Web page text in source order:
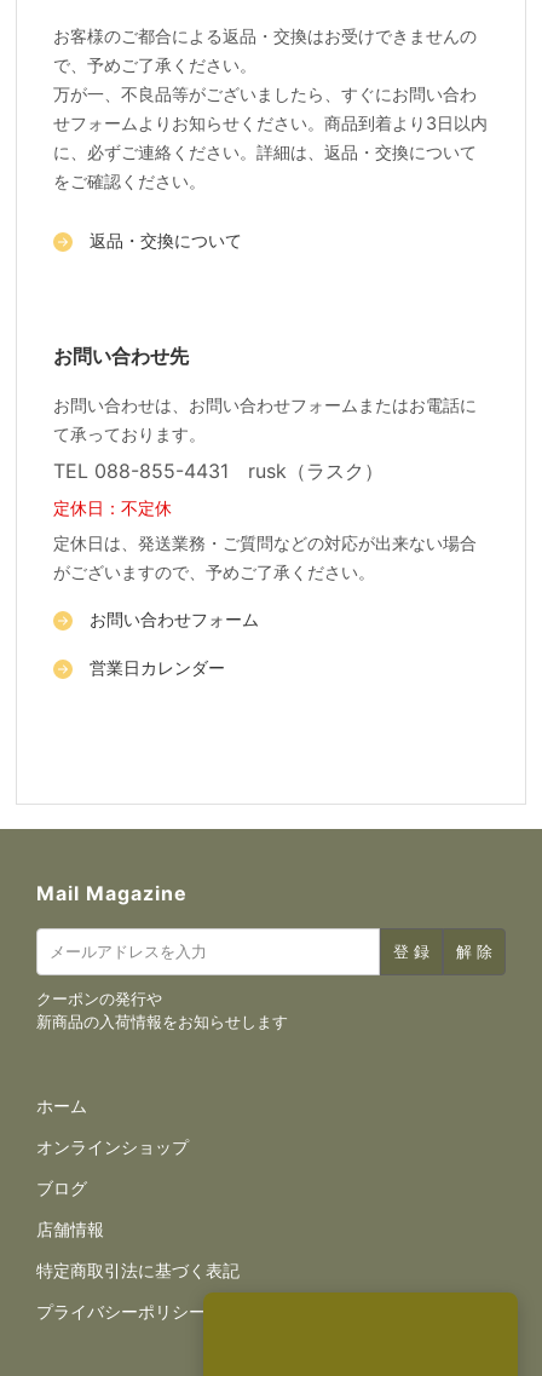
お客様のご都合による返品・交換はお受けできませんの
で、予めご了承ください。
万が一、不良品等がございましたら、すぐにお問い合わ
せフォームよりお知らせください。商品到着より3日以内
に、必ずご連絡ください。詳細は、返品・交換について
をご確認ください。
返品・交換について
お問い合わせ先
お問い合わせは、お問い合わせフォームまたはお電話に
て承っております。
TEL 088-855-4431 rusk（ラスク）
定休日：不定休
定休日は、発送業務・ご質問などの対応が出来ない場合
がございますので、予めご了承ください。
お問い合わせフォーム
営業日カレンダー
Mail Magazine
クーポンの発行や
新商品の入荷情報をお知らせします
サイトナビゲーション
ホーム
オンラインショップ
ブログ
店舗情報
規約とポリシー
特定商取引法に基づく表記
プライバシーポリシー